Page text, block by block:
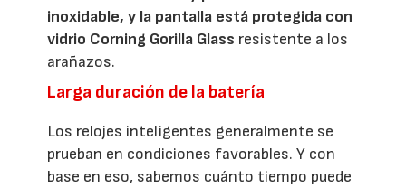
inoxidable, y la pantalla está protegida con
vidrio Corning Gorilla Glass resistente a los
arañazos.
Larga duración de la batería
Los relojes inteligentes generalmente se
prueban en condiciones favorables. Y con
base en eso, sabemos cuánto tiempo puede